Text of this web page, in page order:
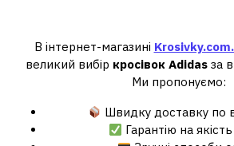
В інтернет-магазині
великий вибір кросівок Adidas за
Ми пропонуємо:
Швидку доставку по
Гарантію на